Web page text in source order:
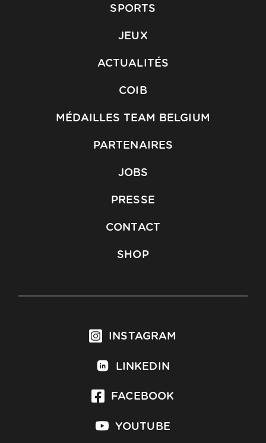
SPORTS
JEUX
ACTUALITÉS
COIB
MÉDAILLES TEAM BELGIUM
PARTENAIRES
JOBS
PRESSE
CONTACT
SHOP
INSTAGRAM
LINKEDIN
FACEBOOK
YOUTUBE